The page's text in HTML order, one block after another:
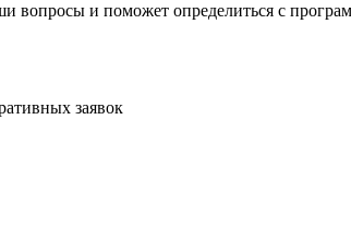
вопросы и поможет определиться с
заявок